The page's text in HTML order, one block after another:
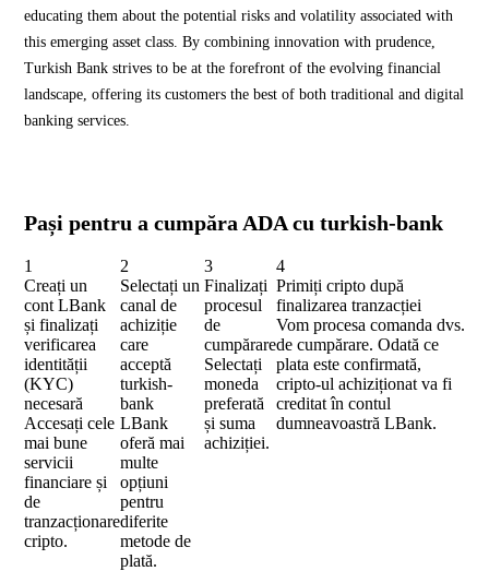
educating them about the potential risks and volatility associated with
this emerging asset class. By combining innovation with prudence,
Turkish Bank strives to be at the forefront of the evolving financial
landscape, offering its customers the best of both traditional and digital
banking services.
Pași pentru a cumpăra ADA cu turkish-bank
1
Creați un
cont LBank
și finalizați
verificarea
identității
(KYC)
necesară
Accesați cele
mai bune
servicii
financiare și
de
tranzacționare
cripto.
2
Selectați un
canal de
achiziție
care
acceptă
turkish-
bank
LBank
oferă mai
multe
opțiuni
pentru
diferite
metode de
plată.
3
Finalizați
procesul
de
cumpărare
Selectați
moneda
preferată
și suma
achiziției.
4
Primiți cripto după
finalizarea tranzacției
Vom procesa comanda dvs.
de cumpărare. Odată ce
plata este confirmată,
cripto-ul achiziționat va fi
creditat în contul
dumneavoastră LBank.